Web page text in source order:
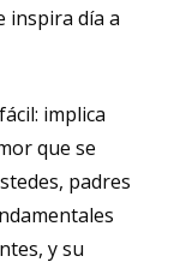
inspira día a
implica
que se
padres
y su